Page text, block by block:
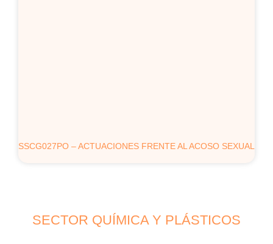
SSCG027PO – ACTUACIONES FRENTE AL ACOSO SEXUAL
SECTOR QUÍMICA Y PLÁSTICOS